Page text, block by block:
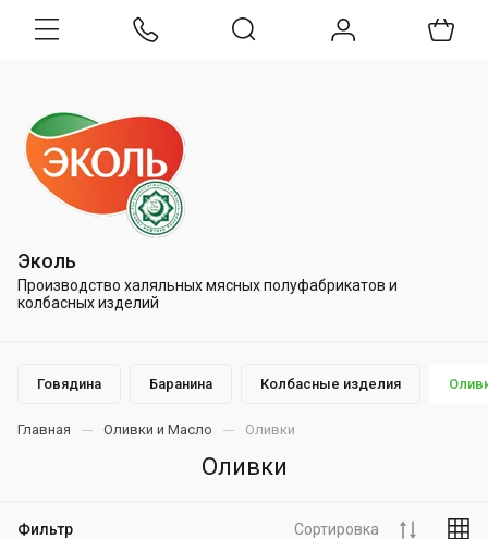
Эколь
Производство халяльных мясных полуфабрикатов и
колбасных изделий
Говядина Баранина Колбасные изделия
Главная Оливки и Масло Оливки
Оливки
Фильтр Сортировка